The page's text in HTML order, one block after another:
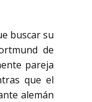
buscar su
de
pareja
que el
alemán